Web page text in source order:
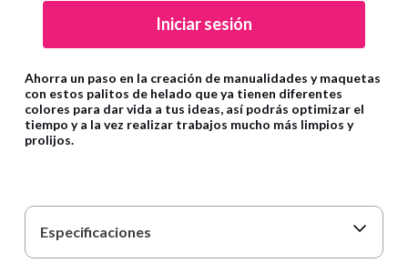
Iniciar sesión
Ahorra un paso en la creación de manualidades y maquetas
con estos palitos de helado que ya tienen diferentes
colores para dar vida a tus ideas, así podrás optimizar el
tiempo y a la vez realizar trabajos mucho más limpios y
prolijos.
Especificaciones